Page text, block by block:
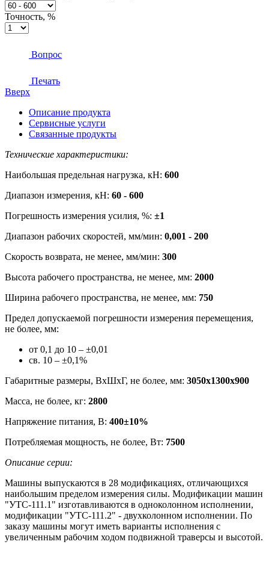
Точность, %
Вопрос
Печать
Вверх
Описание продукта
Сервисные услуги
Связанные продукты
Технические характеристики:
Наибольшая предельная нагрузка, кН: 600
Диапазон измерения, кН: 60 - 600
Погрешность измерения усилия, %: ±1
Диапазон рабочих скоростей, мм/мин: 0,001 - 200
Скорость возврата, не менее, мм/мин: 300
Высота рабочего пространства, не менее, мм: 2000
Ширина рабочего пространства, не менее, мм: 750
Предел допускаемой погрешности измерения перемещения,
не более, мм:
от 0,1 до 10 – ±0,01
св. 10 – ±0,1%
Габаритные размеры, ВхШхГ, не более, мм: 3050х1300х900
Масса, не более, кг: 2800
Напряжение питания, В: 400±10%
Потребляемая мощность, не более, Вт: 7500
Описание серии:
Машины выпускаются в 28 модификациях, отличающихся
наибольшим пределом измерения силы. Модификации машин
"УТС-111.1" изготавливаются в одноколонном исполнении,
модификации "УТС-111.2" - двухколонном исполнении. По
заказу машины могут иметь варианты исполнения с
увеличенным рабочим ходом подвижной траверсы и высотой.